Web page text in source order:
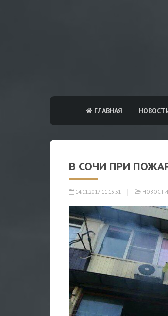
ГЛАВНАЯ
В СОЧИ ПРИ
14.11.2017 11:13:51 НОВОСТИ